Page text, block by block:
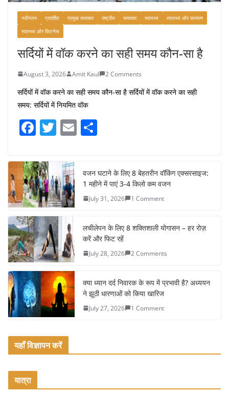
नवीनतम प्रदर्शित प्रमुख समाचार राष्ट्रीय समाचार स्वास्थ्य
स्वास्थ्य और कल्याण
स्वास्थ्य और फिटनेस
सर्दियों में वॉक करने का सही समय कौन-सा है
August 3, 2026 Amit Kaul 2 Comments
सर्दियों में वॉक करने का सही समय कौन-सा है सर्दियों में वॉक करने का सही
समय: सर्दियों में नियमित वॉक
F
c
e
b
o
o
k
T
itt
er
E
e
वजन घटाने के लिए 8 बेहतरीन वॉकिंग एक्सरसाइज:
1 महीने में पाएं 3-4 किलो कम वजन
July 31, 2026 1 Comment
लचीलेपन के लिए 8 शक्तिशाली योगासन – हर रोज़
करें और फिट रहें
July 28, 2026 2 Comments
क्या ध्यान दर्द निवारक के रूप में प्रभावी है? अध्ययन
ने झूठी धारणाओं को किया खारिज
July 27, 2026 1 Comment
यहाँ विज्ञापन करें
यात्रा